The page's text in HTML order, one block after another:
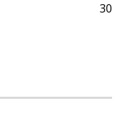
30